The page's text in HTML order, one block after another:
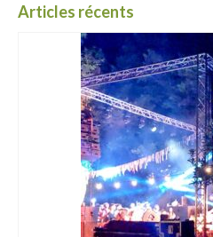
Articles récents